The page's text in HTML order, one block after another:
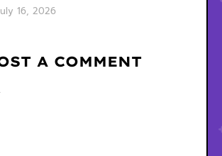
16, 2026
A COMMENT